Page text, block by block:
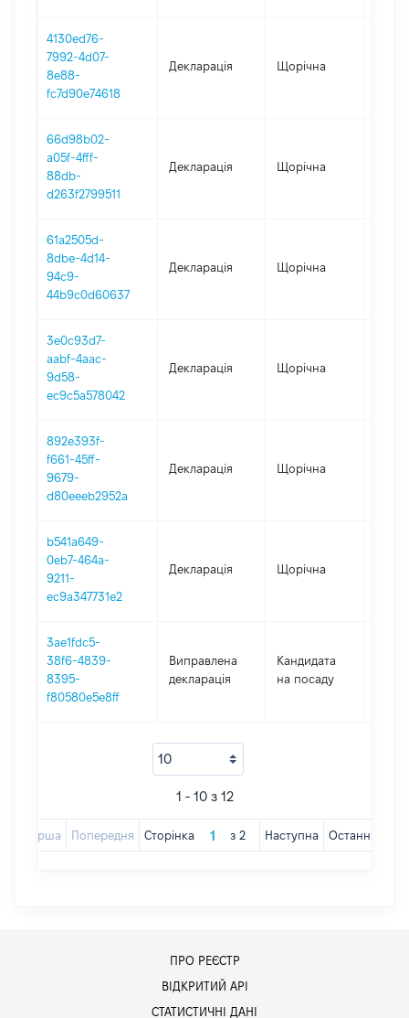
4130ed76-
7992-4d07-
8e88-
fc7d90e74618
Декларація Щорічна
66d98b02-
a05f-4fff-
88db-
d263f2799511
Декларація Щорічна
61a2505d-
8dbe-4d14-
94c9-
44b9c0d60637
Декларація Щорічна
3e0c93d7-
aabf-4aac-
9d58-
ec9c5a578042
Декларація Щорічна
892e393f-
f661-45ff-
9679-
d80eeeb2952a
Декларація Щорічна
b541a649-
0eb7-464a-
9211-
ec9a347731e2
Декларація Щорічна
3ae1fdc5-
38f6-4839-
8395-
f80580e5e8ff
Виправлена
декларація
Кандидата
на посаду
1 - 10 з 12
Перша Попередня Сторінка з 2 Наступна Остання
ПРО РЕЄСТР
ВІДКРИТИЙ АРІ
СТАТИСТИЧНІ ДАНІ